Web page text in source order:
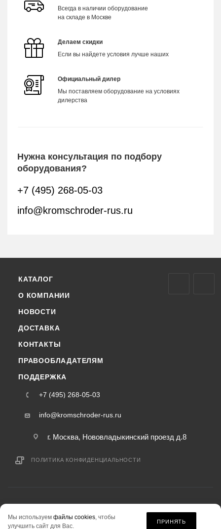
Всегда в наличии оборудование
на складе в Москве
Делаем скидки
Если вы найдете условия лучше наших
Официальный дилер
Мы поставляем оборудование на условиях
дилерства
Нужна консультация по подбору
оборудования?
+7 (495) 268-05-03
info@kromschroder-rus.ru
КАТАЛОГ
О КОМПАНИИ
НОВОСТИ
ДОСТАВКА
КОНТАКТЫ
ПРАВООБЛАДАТЕЛЯМ
ПОДДЕРЖКА
+7 (495) 268-05-03
info@kromschroder-rus.ru
г. Москва, Нововладыкинский проезд д.8
ПОЛИТИКА КОНФИДЕНЦИАЛЬНОСТИ
информация на сайте «kromschroder-rus.ru» не является публичной офертой.
Мы используем файлы cookies, чтобы
улучшить сайт для Вас.
ПРИНЯТЬ